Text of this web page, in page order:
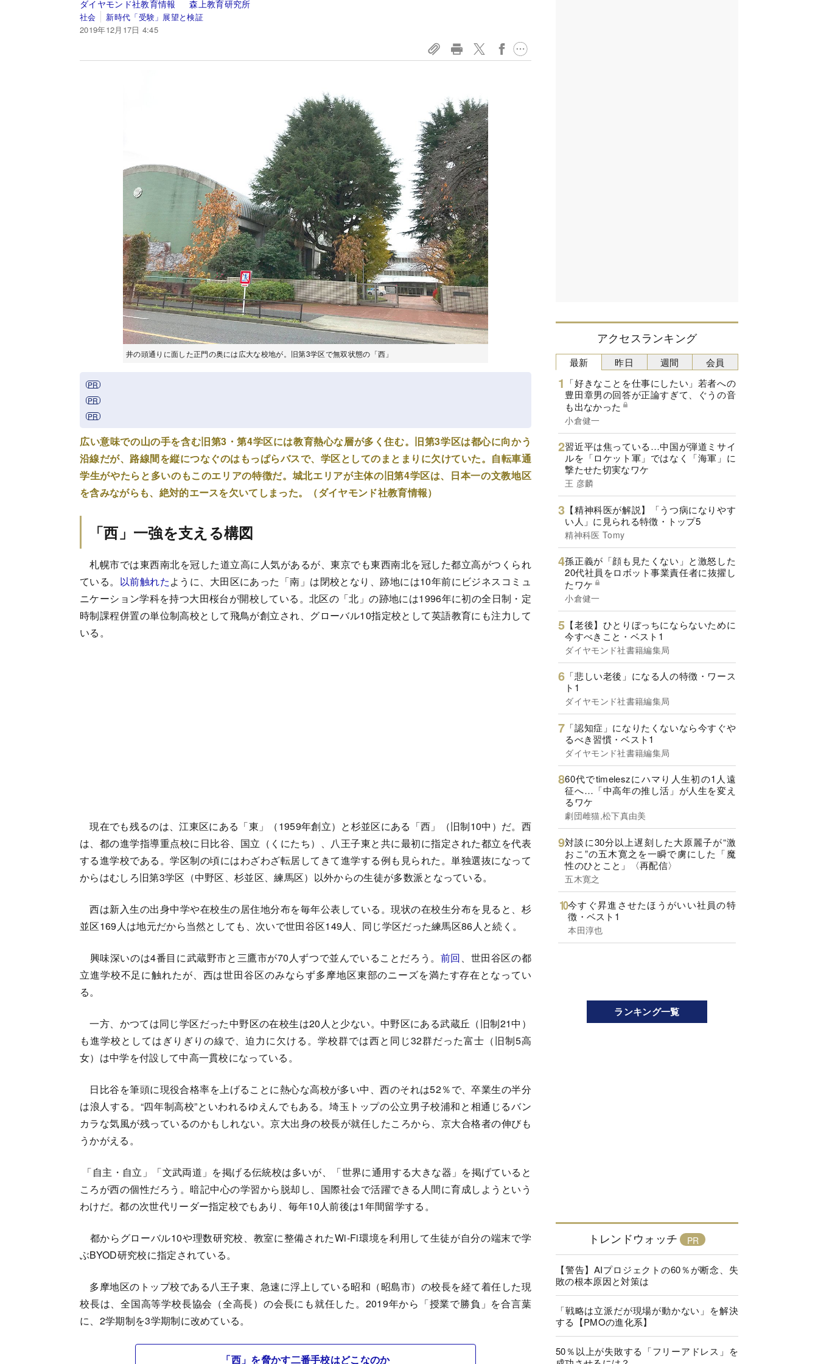
ダイヤモンド社教育情報 森上教育研究所
社会
新時代「受験」展望と検証
2019年12月17日 4:45
井の頭通りに面した正門の奥には広大な校地が。旧第3学区で無双状態の「西」
広い意味での山の手を含む旧第3・第4学区には教育熱心な層が多く住む。旧第3学区は都心に向かう
沿線だが、路線間を縦につなぐのはもっぱらバスで、学区としてのまとまりに欠けていた。自転車通
学生がやたらと多いのもこのエリアの特徴だ。城北エリアが主体の旧第4学区は、日本一の文教地区
を含みながらも、絶対的エースを欠いてしまった。（ダイヤモンド社教育情報）
「西」一強を支える構図
札幌市では東西南北を冠した道立高に人気があるが、東京でも東西南北を冠した都立高がつくられ
ている。 以前触れたように、大田区にあった「南」は閉校となり、跡地には10年前にビジネスコミュ
ニケーション学科を持つ大田桜台が開校している。北区の「北」の跡地には1996年に初の全日制・定
時制課程併置の単位制高校として飛鳥が創立され、グローバル10指定校として英語教育にも注力して
いる。
現在でも残るのは、江東区にある「東」（1959年創立）と杉並区にある「西」（旧制10中）だ。西
は、都の進学指導重点校に日比谷、国立（くにたち）、八王子東と共に最初に指定された都立を代表
する進学校である。学区制の頃にはわざわざ転居してきて進学する例も見られた。単独選抜になって
からはむしろ旧第3学区（中野区、杉並区、練馬区）以外からの生徒が多数派となっている。
西は新入生の出身中学や在校生の居住地分布を毎年公表している。現状の在校生分布を見ると、杉
並区169人は地元だから当然としても、次いで世田谷区149人、同じ学区だった練馬区86人と続く。
興味深いのは4番目に武蔵野市と三鷹市が70人ずつで並んでいることだろう。 前回 、世田谷区の都
立進学校不足に触れたが、西は世田谷区のみならず多摩地区東部のニーズを満たす存在となってい
る。
一方、かつては同じ学区だった中野区の在校生は20人と少ない。中野区にある武蔵丘（旧制21中）
も進学校としてはぎりぎりの線で、迫力に欠ける。学校群では西と同じ32群だった富士（旧制5高
女）は中学を付設して中高一貫校になっている。
日比谷を筆頭に現役合格率を上げることに熱心な高校が多い中、西のそれは52％で、卒業生の半分
は浪人する。“四年制高校”といわれるゆえんでもある。埼玉トップの公立男子校浦和と相通じるバン
カラな気風が残っているのかもしれない。京大出身の校長が就任したころから、京大合格者の伸びも
うかがえる。
「自主・自立」「文武両道」を掲げる伝統校は多いが、「世界に通用する大きな器」を掲げていると
ころが西の個性だろう。暗記中心の学習から脱却し、国際社会で活躍できる人間に育成しようという
わけだ。都の次世代リーダー指定校でもあり、毎年10人前後は1年間留学する。
都からグローバル10や理数研究校、教室に整備されたWi-Fi環境を利用して生徒が自分の端末で学
ぶBYOD研究校に指定されている。
多摩地区のトップ校である八王子東、急速に浮上している昭和（昭島市）の校長を経て着任した現
校長は、全国高等学校長協会（全高長）の会長にも就任した。2019年から「授業で勝負」を合言葉
に、2学期制を3学期制に改めている。
「西」を脅かす二番手校はどこなのか
アクセスランキング
最新
「好きなことを仕事にしたい」若者への
豊田章男の回答が正論すぎて、ぐうの音
も出なかった
小倉健一
習近平は焦っている…中国が弾道ミサイ
ルを「ロケット軍」ではなく「海軍」に
撃たせた切実なワケ
王 彦麟
【精神科医が解説】「うつ病になりやす
い人」に見られる特徴・トップ5
精神科医 Tomy
孫正義が「顔も見たくない」と激怒した
20代社員をロボット事業責任者に抜擢し
たワケ
小倉健一
【老後】ひとりぼっちにならないために
今すべきこと・ベスト1
ダイヤモンド社書籍編集局
「悲しい老後」になる人の特徴・ワース
ト1
ダイヤモンド社書籍編集局
「認知症」になりたくないなら今すぐや
るべき習慣・ベスト1
ダイヤモンド社書籍編集局
60代でtimeleszにハマり人生初の1人遠
征へ…「中高年の推し活」が人生を変え
るワケ
劇団雌猫,松下真由美
対談に30分以上遅刻した大原麗子が“激
おこ”の五木寛之を一瞬で虜にした「魔
性のひとこと」〈再配信〉
五木寛之
今すぐ昇進させたほうがいい社員の特
徴・ベスト1
本田淳也
昨日 週間 会員
ランキング一覧
トレンドウォッチ
【警告】AIプロジェクトの60％が断念、失
敗の根本原因と対策は
「戦略は立派だが現場が動かない」を解決
する【PMOの進化系】
50％以上が失敗する「フリーアドレス」を